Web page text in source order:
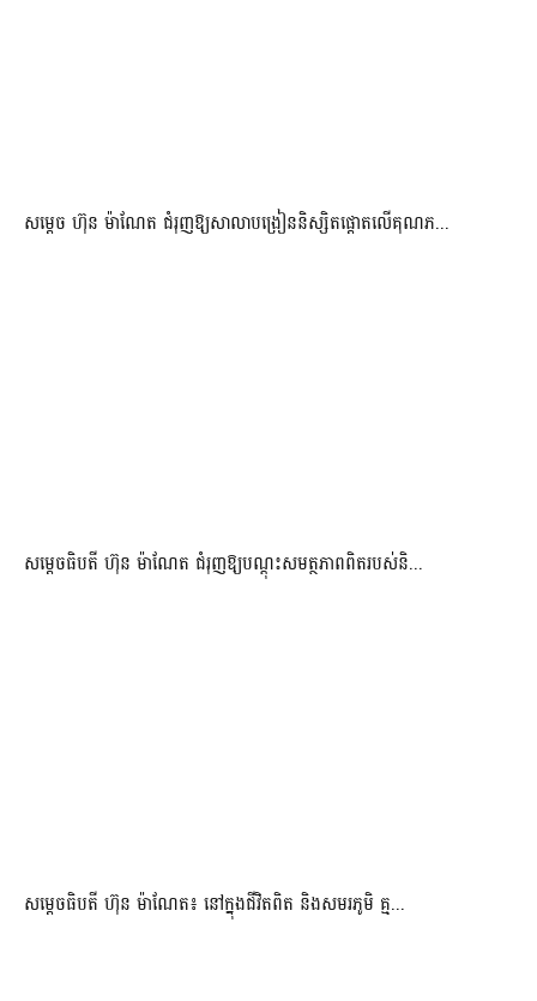
សម្តេច ហ៊ុន ម៉ាណែត ជំរុញឱ្យសាលាបង្រៀននិស្សិតផ្តោតលើគុណភ...
សម្តេចធិបតី ហ៊ុន ម៉ាណែត ជំរុញឱ្យបណ្តុះសមត្ថភាពពិតរបស់និ...
សម្តេចធិបតី ហ៊ុន ម៉ាណែត៖ នៅក្នុងជីវិតពិត និងសមរភូមិ គ្ម...